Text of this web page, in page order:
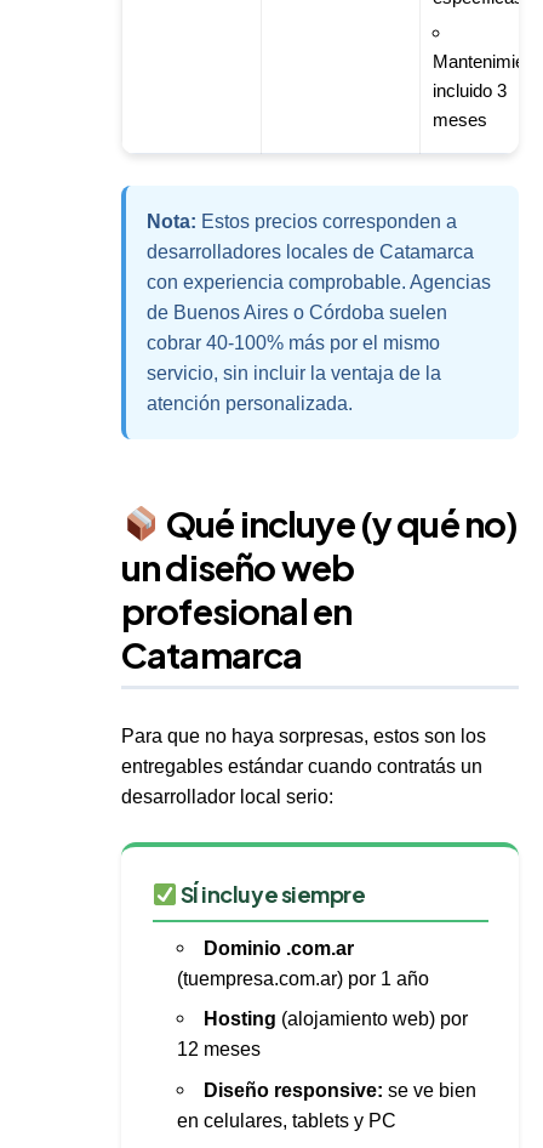
incluido 3
meses
Nota: Estos precios corresponden a
desarrolladores locales de Catamarca
con experiencia comprobable. Agencias
de Buenos Aires o Córdoba suelen
cobrar 40-100% más por el mismo
servicio, sin incluir la ventaja de la
atención personalizada.
Qué incluye (y qué no)
un diseño web
profesional en
Catamarca
Para que no haya sorpresas, estos son los
entregables estándar cuando contratás un
desarrollador local serio:
SÍ incluye siempre
Dominio .com.ar
(tuempresa.com.ar) por 1 año
Hosting (alojamiento web) por
12 meses
Diseño responsive: se ve bien
en celulares, tablets y PC